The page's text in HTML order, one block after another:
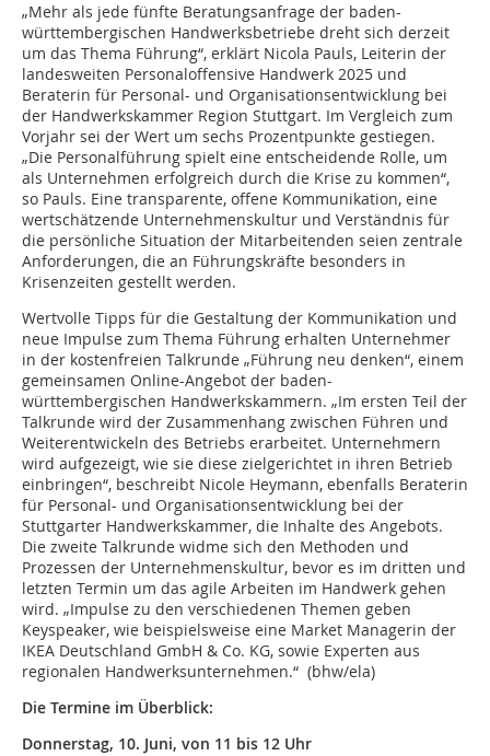
„Mehr als jede fünfte Beratungsanfrage der baden-
württembergischen Handwerksbetriebe dreht sich derzeit
um das Thema Führung“, erklärt Nicola Pauls, Leiterin der
landesweiten Personaloffensive Handwerk 2025 und
Beraterin für Personal- und Organisationsentwicklung bei
der Handwerkskammer Region Stuttgart. Im Vergleich zum
Vorjahr sei der Wert um sechs Prozentpunkte gestiegen.
„Die Personalführung spielt eine entscheidende Rolle, um
als Unternehmen erfolgreich durch die Krise zu kommen“,
so Pauls. Eine transparente, offene Kommunikation, eine
wertschätzende Unternehmenskultur und Verständnis für
die persönliche Situation der Mitarbeitenden seien zentrale
Anforderungen, die an Führungskräfte besonders in
Krisenzeiten gestellt werden.
Wertvolle Tipps für die Gestaltung der Kommunikation und
neue Impulse zum Thema Führung erhalten Unternehmer
in der kostenfreien Talkrunde „Führung neu denken“, einem
gemeinsamen Online-Angebot der baden-
württembergischen Handwerkskammern. „Im ersten Teil der
Talkrunde wird der Zusammenhang zwischen Führen und
Weiterentwickeln des Betriebs erarbeitet. Unternehmern
wird aufgezeigt, wie sie diese zielgerichtet in ihren Betrieb
einbringen“, beschreibt Nicole Heymann, ebenfalls Beraterin
für Personal- und Organisationsentwicklung bei der
Stuttgarter Handwerkskammer, die Inhalte des Angebots.
Die zweite Talkrunde widme sich den Methoden und
Prozessen der Unternehmenskultur, bevor es im dritten und
letzten Termin um das agile Arbeiten im Handwerk gehen
wird. „Impulse zu den verschiedenen Themen geben
Keyspeaker, wie beispielsweise eine Market Managerin der
IKEA Deutschland GmbH & Co. KG, sowie Experten aus
regionalen Handwerksunternehmen.“ (bhw/ela)
Die Termine im Überblick:
Donnerstag, 10. Juni, von 11 bis 12 Uhr